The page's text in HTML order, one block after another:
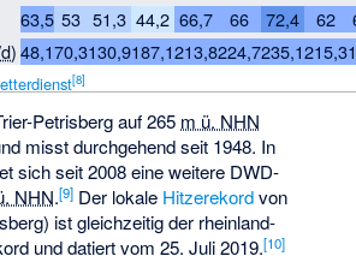
63,5 53 51,3 44,2 66,7 66 72,4 62
) 48,170,3130,9187,1213,8224,7235,1215,3
[8]
Petrisberg auf265 m ü. NHN
misst durchgehend seit 1948. In
sich seit 2008 eine weitere DWD-
NHN.[9] Der lokale Hitzerekordvon
ist gleichzeitig der rheinland-
und datiert vom 25. Juli 2019.[10]